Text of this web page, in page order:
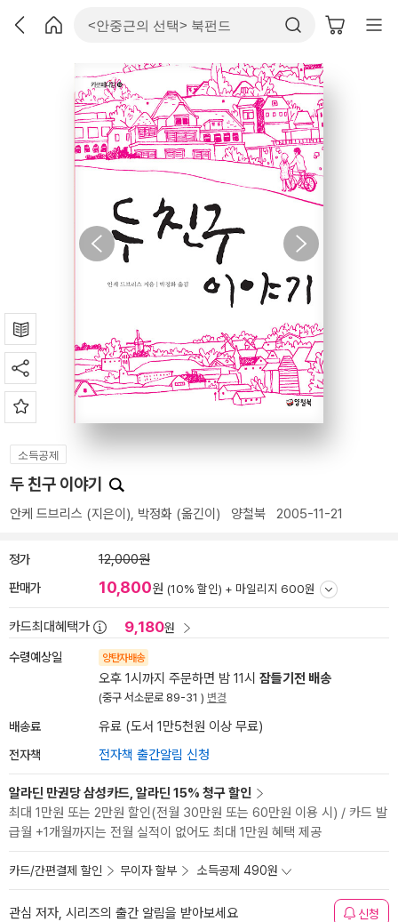
소득공제
두 친구 이야기
안케 드브리스 (지은이), 박정화 (옮긴이) 양철북 2005-11-21
정가 12,000원
판매가 10,800원 (10% 할인) + 마일리지 600원
카드최대혜택가 9,180원
수령예상일 양탄자배송
오후 1시까지 주문하면 밤 11시 잠들기전 배송
(중구 서소문로 89-31 ) 변경
배송료 유료 (도서 1만5천원 이상 무료)
전자책 전자책 출간알림 신청
알라딘 만권당 삼성카드, 알라딘 15% 청구 할인
최대 1만원 또는 2만원 할인(전월 30만원 또는 60만원 이용 시) / 카드 발
급월 +1개월까지는 전월 실적이 없어도 최대 1만원 혜택 제공
카드/간편결제 할인 무이자 할부 소득공제 490원
관심 저자, 시리즈의 출간 알림을 받아보세요 신청